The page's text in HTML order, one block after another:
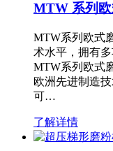
MTW 系列
MTW系列欧式
术水平，拥有
MTW系列欧式
欧洲先进制造
可…
了解详情